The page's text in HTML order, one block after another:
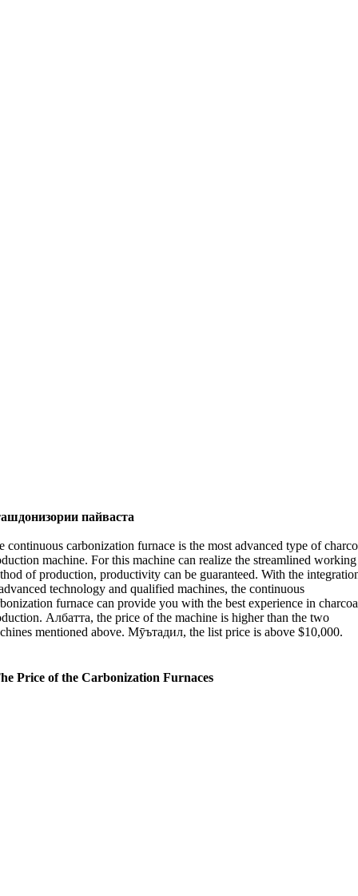
пайваста
continuous carbonization furnace is the most advanced type of
machine.For this machine can realize the streamlined working
of production,productivity can be guaranteed.With the
technology and qualified machines,the continuous
furnace can provide you with the best experience in
. Албатта,the price of the machine is higher than the two
mentioned above. Мӯътадил,the list price is above $10,000.
Price of the Carbonization Furnaces